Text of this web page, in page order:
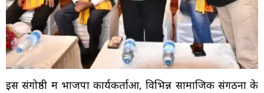
इस संगोष्ठी में भाजपा कार्यकर्ताओं, विभिन्न सामाजिक संगठनों के